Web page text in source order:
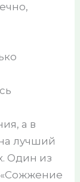
а в
лучший
Один из